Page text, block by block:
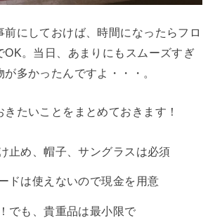
前にしておけば、時間になったらフロ
OK。当日、あまりにもスムーズすぎ
多かったんですよ・・・。
たいことをまとめておきます！
止め、帽子、サングラスは必須
ドは使えないので現金を用意
でも、貴重品は最小限で